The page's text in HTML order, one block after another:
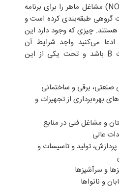
طبقه‌بندی مشاغل ملی (NOC) مشاغل ماهر را برای برنامه
گروهی طبقه‌بندی کرده است و
همه آن‌ها از نوع مهارت B هستند. چیزی که وجود دارد این
می‌کنید واجد شرایط آن
هستید باید از نوع مهارت B باشد و تحت یکی از این
– مهارت‌های بهره‌برداری از تجهیزات و
– سرپرستان و مشاغل فنی در منابع
عالی
– ناظران پردازش، تولید و تاسیسات و